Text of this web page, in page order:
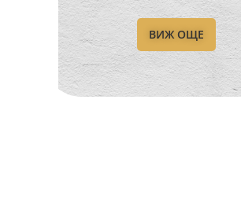
ВИЖ ОЩЕ